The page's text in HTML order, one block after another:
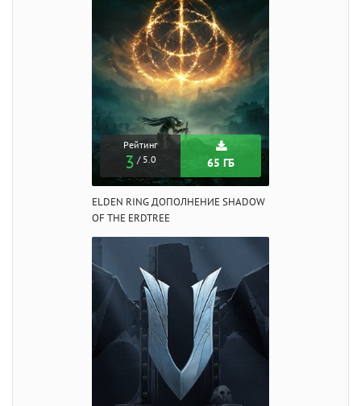
Рейтинг
3 / 5.0 65 ГБ
ELDEN RING ДОПОЛНЕНИЕ SHADOW
OF THE ERDTREE